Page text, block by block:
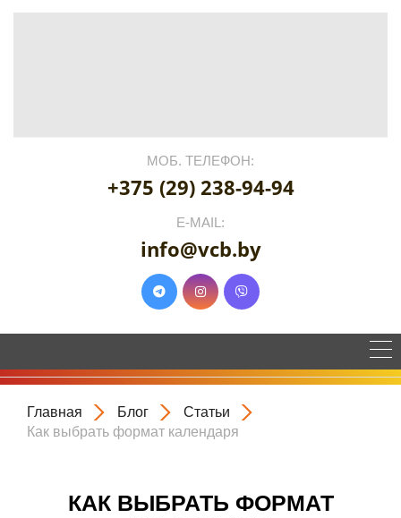
МОБ. ТЕЛЕФОН:
+375 (29) 238-94-94
E-MAIL:
info@vcb.by
Главная Блог
Статьи
Как выбрать формат календаря
КАК ВЫБРАТЬ ФОРМАТ